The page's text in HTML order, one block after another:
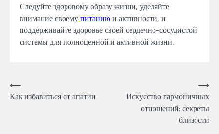
Следуйте здоровому образу жизни, уделяйте
внимание своемупитаниюи активности, и
поддерживайте здоровье своей сердечно-сосудистой
системы для полноценной и активной жизни.
Навигация
по
⟵
Как избавиться от апатии
Искусство гармоничных
отношений: секреты
близости
⟶